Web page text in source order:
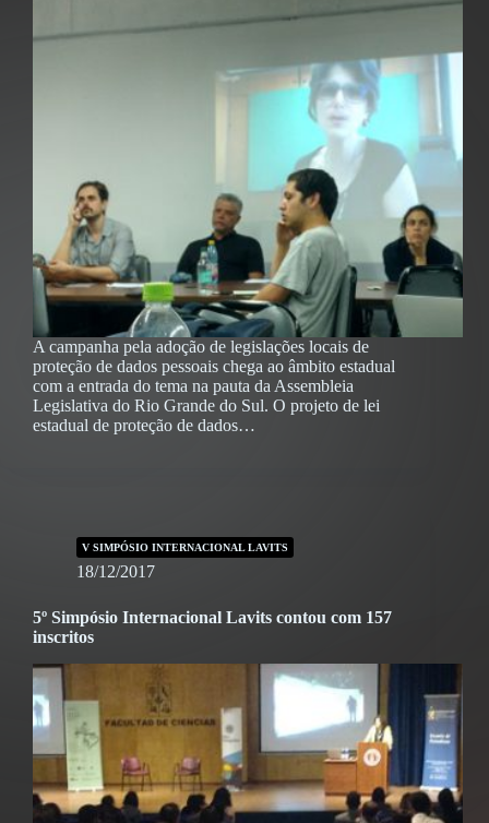
A campanha pela adoção de legislações locais de
proteção de dados pessoais chega ao âmbito estadual
com a entrada do tema na pauta da Assembleia
Legislativa do Rio Grande do Sul. O projeto de lei
estadual de proteção de dados…
V SIMPÓSIO INTERNACIONAL LAVITS
18/12/2017
5º Simpósio Internacional Lavits contou com 157
inscritos